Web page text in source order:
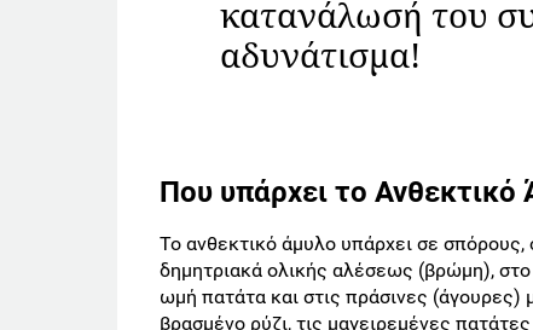
κατανάλωσή του
αδυνάτισμα!
Που υπάρχει το Ανθεκτικό
Το ανθεκτικό άμυλο υπάρχει σε
δημητριακά ολικής αλέσεως (βρώμη), στο
ωμή πατάτα και στις πράσινες (άγουρες)
βρασμένο ρύζι, τις μαγειρεμένες